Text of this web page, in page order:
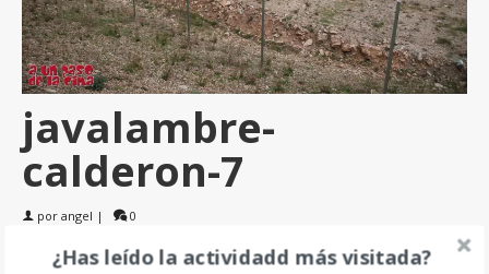
javalambre-
calderon-7
por angel | 0
¿Has leído la actividadd más visitada?